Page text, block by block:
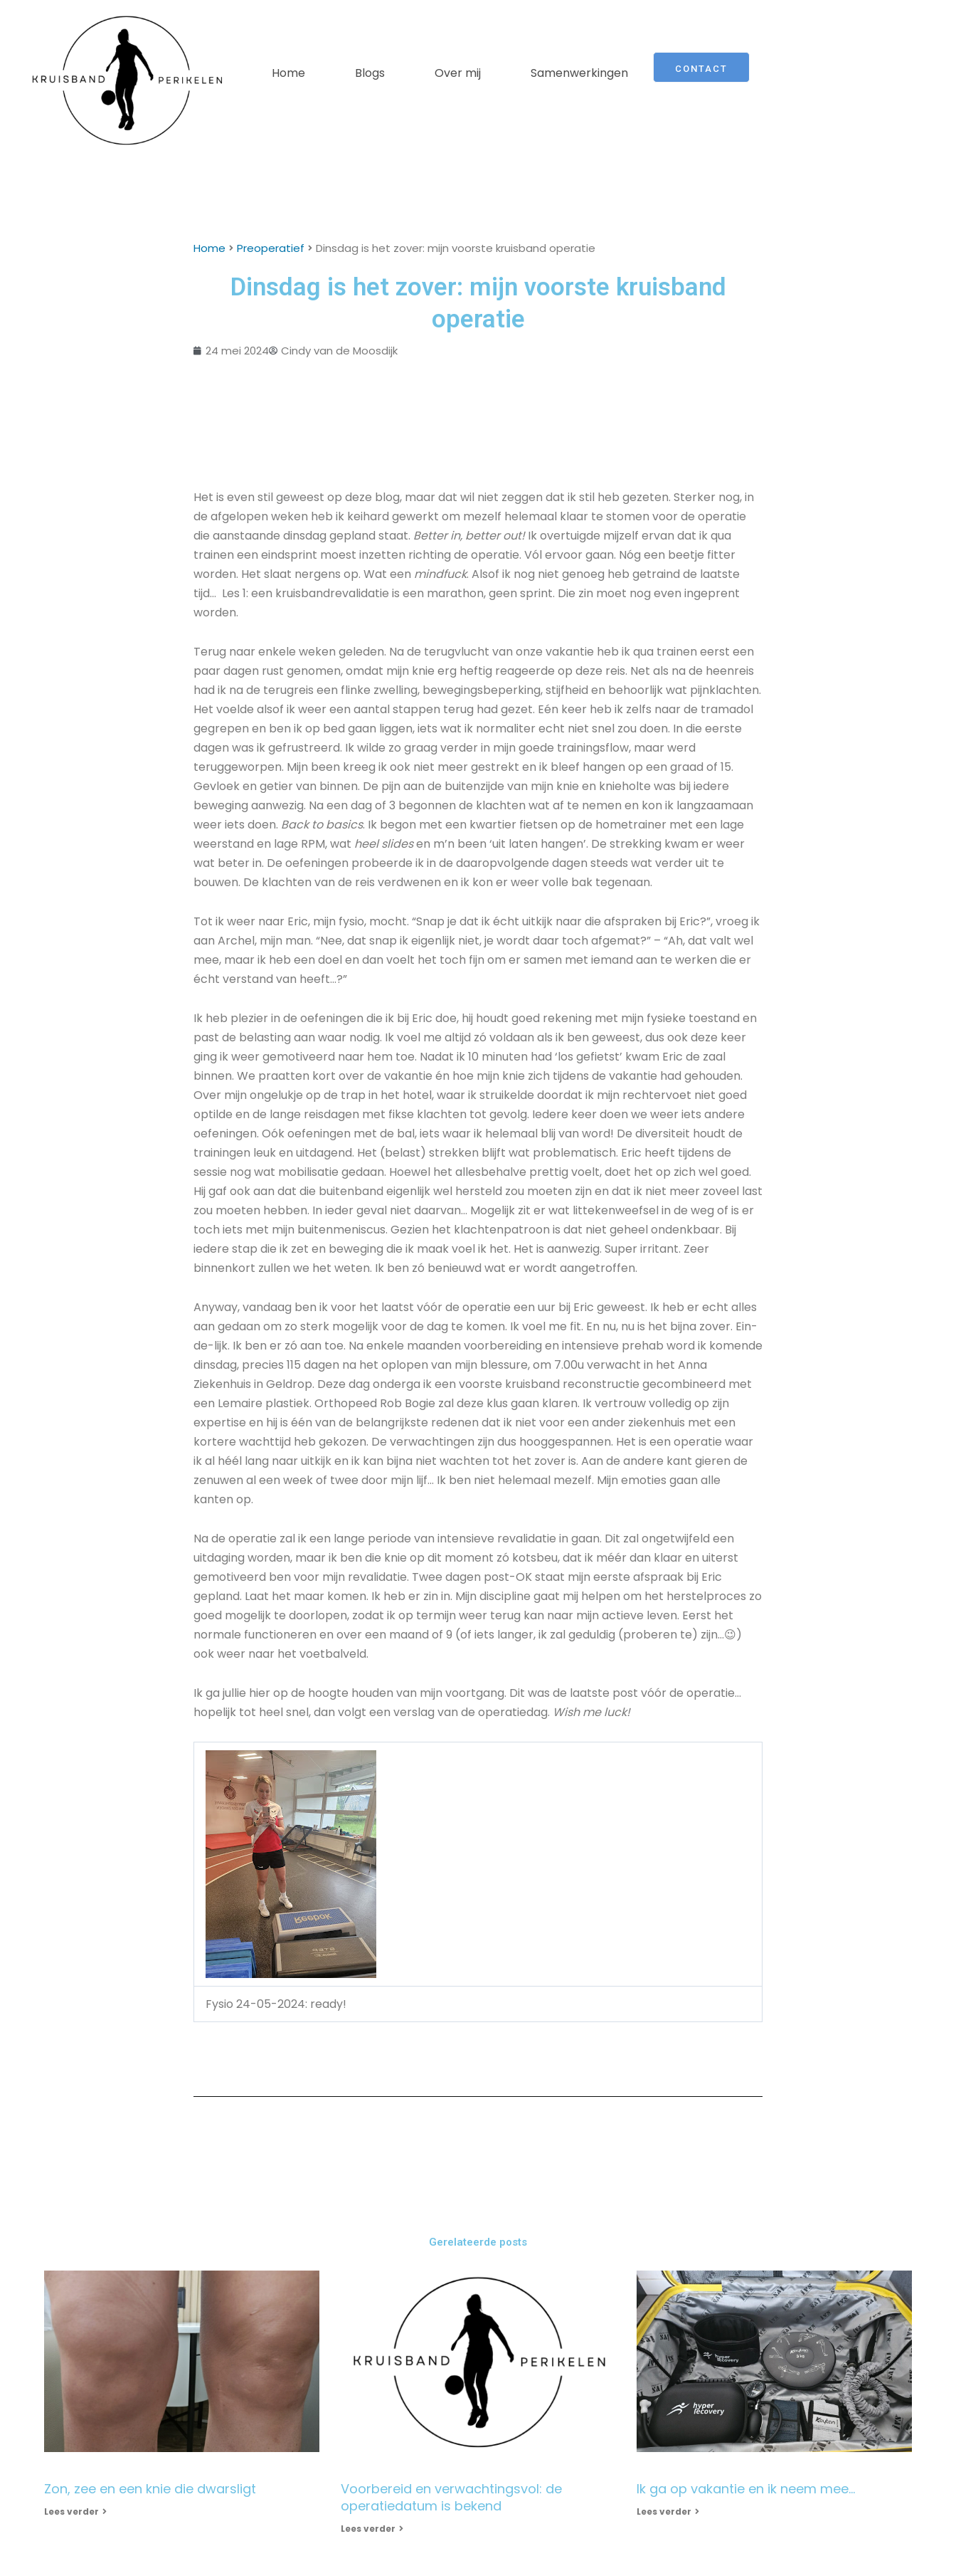
Home Blogs Over mij Samenwerkingen CONTACT
Home Preoperatief Dinsdag is het zover: mijn voorste kruisband operatie
Dinsdag is het zover: mijn voorste kruisband
operatie
24 mei 2024 Cindy van de Moosdijk
Het is even stil geweest op deze blog, maar dat wil niet zeggen dat ik stil heb gezeten. Sterker nog, in
de afgelopen weken heb ik keihard gewerkt om mezelf helemaal klaar te stomen voor de operatie
die aanstaande dinsdag gepland staat. Better in, better out!Ik overtuigde mijzelf ervan dat ik qua
trainen een eindsprint moest inzetten richting de operatie. Vól ervoor gaan. Nóg een beetje fitter
worden. Het slaat nergens op. Wat een mindfuck. Alsof ik nog niet genoeg heb getraind de laatste
tijd… Les 1: een kruisbandrevalidatie is een marathon, geen sprint. Die zin moet nog even ingeprent
worden.
Terug naar enkele weken geleden. Na de terugvlucht van onze vakantie heb ik qua trainen eerst een
paar dagen rust genomen, omdat mijn knie erg heftig reageerde op deze reis. Net als na de heenreis
had ik na de terugreis een flinke zwelling, bewegingsbeperking, stijfheid en behoorlijk wat pijnklachten.
Het voelde alsof ik weer een aantal stappen terug had gezet. Eén keer heb ik zelfs naar de tramadol
gegrepen en ben ik op bed gaan liggen, iets wat ik normaliter echt niet snel zou doen. In die eerste
dagen was ik gefrustreerd. Ik wilde zo graag verder in mijn goede trainingsflow, maar werd
teruggeworpen. Mijn been kreeg ik ook niet meer gestrekt en ik bleef hangen op een graad of 15.
Gevloek en getier van binnen. De pijn aan de buitenzijde van mijn knie en knieholte was bij iedere
beweging aanwezig. Na een dag of 3 begonnen de klachten wat af te nemen en kon ik langzaamaan
weer iets doen. Back to basics. Ik begon met een kwartier fietsen op de hometrainer met een lage
weerstand en lage RPM, wat heel slidesen m’n been ‘uit laten hangen’. De strekking kwam er weer
wat beter in. De oefeningen probeerde ik in de daaropvolgende dagen steeds wat verder uit te
bouwen. De klachten van de reis verdwenen en ik kon er weer volle bak tegenaan.
Tot ik weer naar Eric, mijn fysio, mocht. “Snap je dat ik écht uitkijk naar die afspraken bij Eric?”, vroeg ik
aan Archel, mijn man. “Nee, dat snap ik eigenlijk niet, je wordt daar toch afgemat?” – “Ah, dat valt wel
mee, maar ik heb een doel en dan voelt het toch fijn om er samen met iemand aan te werken die er
écht verstand van heeft…?”
Ik heb plezier in de oefeningen die ik bij Eric doe, hij houdt goed rekening met mijn fysieke toestand en
past de belasting aan waar nodig. Ik voel me altijd zó voldaan als ik ben geweest, dus ook deze keer
ging ik weer gemotiveerd naar hem toe. Nadat ik 10 minuten had ‘los gefietst’ kwam Eric de zaal
binnen. We praatten kort over de vakantie én hoe mijn knie zich tijdens de vakantie had gehouden.
Over mijn ongelukje op de trap in het hotel, waar ik struikelde doordat ik mijn rechtervoet niet goed
optilde en de lange reisdagen met fikse klachten tot gevolg. Iedere keer doen we weer iets andere
oefeningen. Oók oefeningen met de bal, iets waar ik helemaal blij van word! De diversiteit houdt de
trainingen leuk en uitdagend. Het (belast) strekken blijft wat problematisch. Eric heeft tijdens de
sessie nog wat mobilisatie gedaan. Hoewel het allesbehalve prettig voelt, doet het op zich wel goed.
Hij gaf ook aan dat die buitenband eigenlijk wel hersteld zou moeten zijn en dat ik niet meer zoveel last
zou moeten hebben. In ieder geval niet daarvan… Mogelijk zit er wat littekenweefsel in de weg of is er
toch iets met mijn buitenmeniscus. Gezien het klachtenpatroon is dat niet geheel ondenkbaar. Bij
iedere stap die ik zet en beweging die ik maak voel ik het. Het is aanwezig. Super irritant. Zeer
binnenkort zullen we het weten. Ik ben zó benieuwd wat er wordt aangetroffen.
Anyway, vandaag ben ik voor het laatst vóór de operatie een uur bij Eric geweest. Ik heb er echt alles
aan gedaan om zo sterk mogelijk voor de dag te komen. Ik voel me fit. En nu, nu is het bijna zover. Ein-
de-lijk. Ik ben er zó aan toe. Na enkele maanden voorbereiding en intensieve prehab word ik komende
dinsdag, precies 115 dagen na het oplopen van mijn blessure, om 7.00u verwacht in het Anna
Ziekenhuis in Geldrop. Deze dag onderga ik een voorste kruisband reconstructie gecombineerd met
een Lemaire plastiek. Orthopeed Rob Bogie zal deze klus gaan klaren. Ik vertrouw volledig op zijn
expertise en hij is één van de belangrijkste redenen dat ik niet voor een ander ziekenhuis met een
kortere wachttijd heb gekozen. De verwachtingen zijn dus hooggespannen. Het is een operatie waar
ik al héél lang naar uitkijk en ik kan bijna niet wachten tot het zover is. Aan de andere kant gieren de
zenuwen al een week of twee door mijn lijf… Ik ben niet helemaal mezelf. Mijn emoties gaan alle
kanten op.
Na de operatie zal ik een lange periode van intensieve revalidatie in gaan. Dit zal ongetwijfeld een
uitdaging worden, maar ik ben die knie op dit moment zó kotsbeu, dat ik méér dan klaar en uiterst
gemotiveerd ben voor mijn revalidatie. Twee dagen post-OK staat mijn eerste afspraak bij Eric
gepland. Laat het maar komen. Ik heb er zin in. Mijn discipline gaat mij helpen om het herstelproces zo
goed mogelijk te doorlopen, zodat ik op termijn weer terug kan naar mijn actieve leven. Eerst het
normale functioneren en over een maand of 9 (of iets langer, ik zal geduldig (proberen te) zijn…😉)
ook weer naar het voetbalveld.
Ik ga jullie hier op de hoogte houden van mijn voortgang. Dit was de laatste post vóór de operatie…
hopelijk tot heel snel, dan volgt een verslag van de operatiedag. Wish me luck!
Fysio 24-05-2024: ready!
Gerelateerde posts
Zon, zee en een knie die dwarsligt
Lees verder
Voorbereid en verwachtingsvol: de
operatiedatum is bekend
Lees verder
Ik ga op vakantie en ik neem mee…
Lees verder